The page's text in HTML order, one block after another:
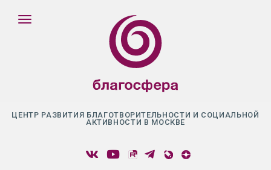
ЦЕНТР РАЗВИТИЯ БЛАГОТВОРИТЕЛЬНОСТИ И СОЦИАЛЬНОЙ
АКТИВНОСТИ В МОСКВЕ